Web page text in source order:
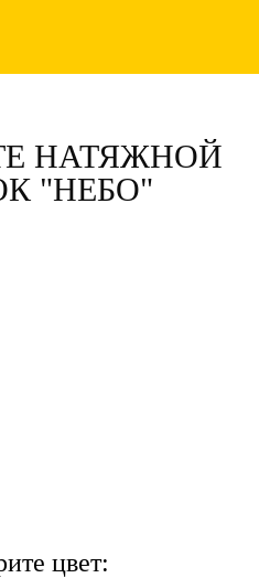
НАТЯЖНОЙ
"НЕБО"
цвет: